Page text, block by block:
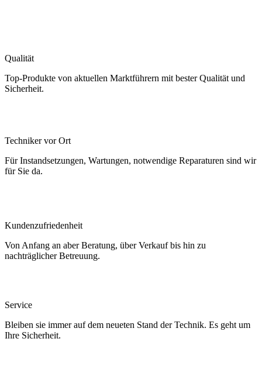
Qualität
Top-Produkte von aktuellen Marktführern mit bester Qualität und
Sicherheit.
Techniker vor Ort
Für Instandsetzungen, Wartungen, notwendige Reparaturen sind wir
für Sie da.
Kundenzufriedenheit
Von Anfang an aber Beratung, über Verkauf bis hin zu
nachträglicher Betreuung.
Service
Bleiben sie immer auf dem neueten Stand der Technik. Es geht um
Ihre Sicherheit.